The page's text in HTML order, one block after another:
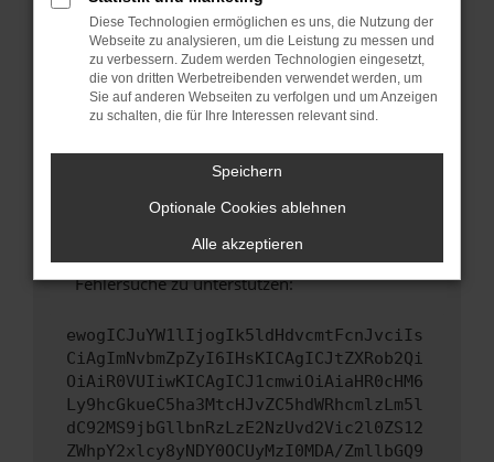
Betriebssystem auf dem neuesten Stand
sind.
Veraltete Software birgt nicht nur ein
Sicherheitsrisiko, sondern kann auch dazu
führen, dass bestimmte Funktionen nicht mehr
unterstützt werden.
Wende dich an den Webseitenbetreiber.
Wenn du alle oben genannten Schritte versucht
hast, kontaktiere uns bitte. Wir werden
versuchen, das Problem zu beheben. Du kannst
uns diesen Text schicken, um uns bei der
Fehlersuche zu unterstützen:
ewogICJuYW1lIjogIk5ldHdvcmtFcnJvciIs
CiAgImNvbmZpZyI6IHsKICAgICJtZXRob2Qi
OiAiR0VUIiwKICAgICJ1cmwiOiAiaHR0cHM6
Ly9hcGkueC5ha3MtcHJvZC5hdWRhcmlzLm5l
dC92MS9jbGllbnRzLzE2NzUvd2Vic2l0ZS12
ZWhpY2xlcy8yNDY0OCUyMzI0MDA/ZmllbGQ9
Diese Technologien ermöglichen es uns, die Nutzung der
Webseite zu analysieren, um die Leistung zu messen und
zu verbessern. Zudem werden Technologien eingesetzt,
die von dritten Werbetreibenden verwendet werden, um
Sie auf anderen Webseiten zu verfolgen und um Anzeigen
zu schalten, die für Ihre Interessen relevant sind.
Speichern
Optionale Cookies ablehnen
Alle akzeptieren